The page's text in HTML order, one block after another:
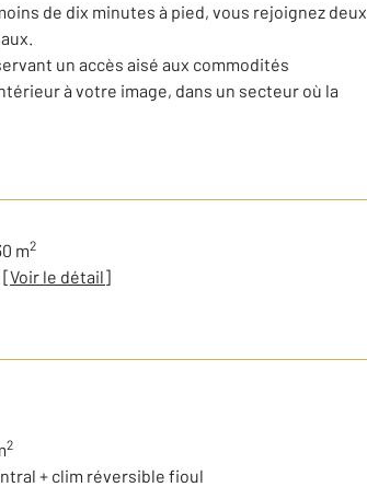
de dix minutes à pied, vous rejoignez deux
un accès aisé aux commodités
à votre image, dans un secteur où la
m2
[Voir le détail]
2
+ clim réversible fioul